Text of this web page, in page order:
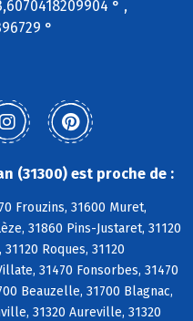
° ,
°
(31300) est proche de :
Frouzins, 31600 Muret,
31860 Pins-Justaret, 31120
Roques, 31120
31470 Fonsorbes, 31470
Beauzelle, 31700 Blagnac,
31320 Aureville, 31320